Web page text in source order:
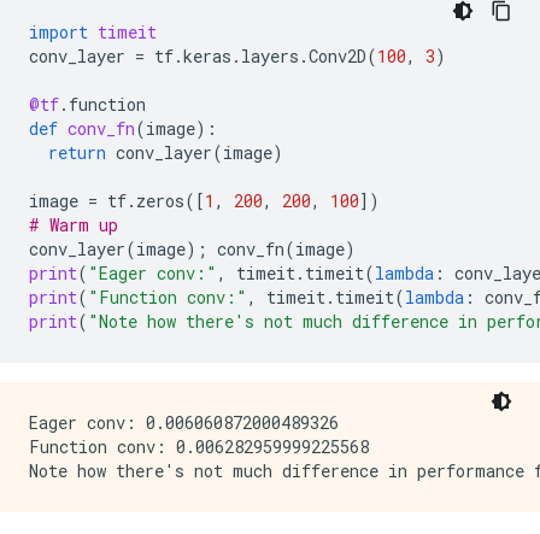
import timeit
conv_layer = tf.keras . layers .Conv2D(100, 3)
@tf. function
def conv_fn(image):
return conv_layer(image)
image = tf. zeros([1 , 200, 200, 100])
# Warm up
conv_layer(image); conv_fn(image)
print( "Eager conv:" , timeit. timeit(lambda :
print( "Function conv:" , timeit. timeit(lambda :
print( "Note how there's not much difference in
Eager conv: 0.006060872000489326
Function conv: 0.006282959999225568